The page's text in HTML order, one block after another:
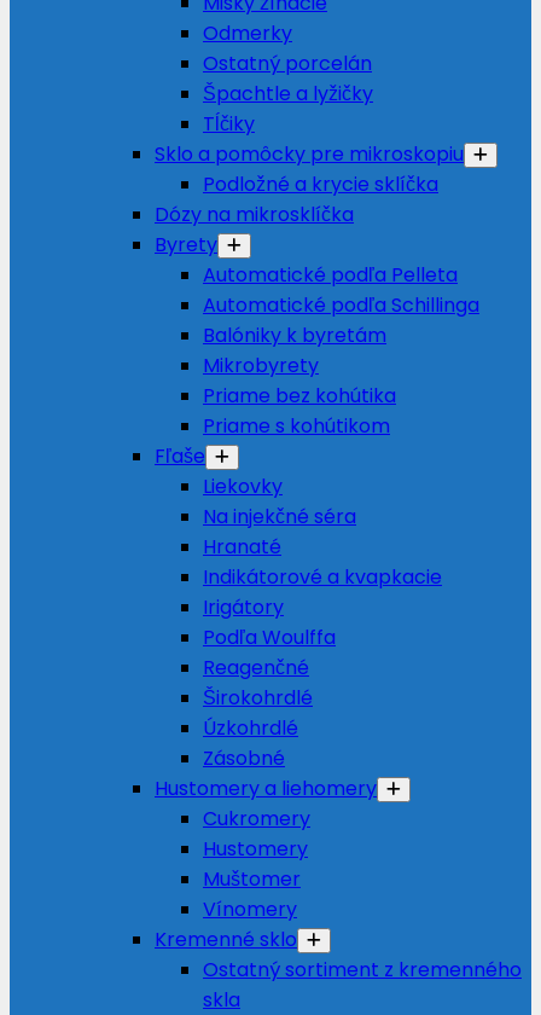
Odmerky
Ostatný porcelán
Špachtle a lyžičky
Tĺčiky
Sklo a pomôcky pre mikroskopiu
Podložné a krycie sklíčka
Dózy na mikrosklíčka
Byrety
Automatické podľa Pelleta
Automatické podľa Schillinga
Balóniky k byretám
Mikrobyrety
Priame bez kohútika
Priame s kohútikom
Fľaše
Liekovky
Na injekčné séra
Hranaté
Indikátorové a kvapkacie
Irigátory
Podľa Woulffa
Reagenčné
Širokohrdlé
Úzkohrdlé
Zásobné
Hustomery a liehomery
Cukromery
Hustomery
Muštomer
Vínomery
Kremenné sklo
Ostatný sortiment z kremenného
skla